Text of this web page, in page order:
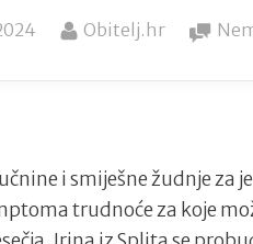
By
Obitelj.hr
i smiješne žudnje za
trudnoće za koje